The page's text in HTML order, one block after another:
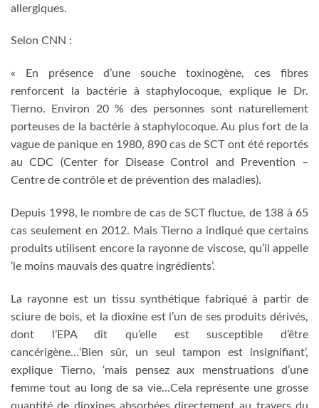
allergiques.
Selon CNN :
« En présence d’une souche toxinogène, ces fibres
renforcent la bactérie à staphylocoque, explique le Dr.
Tierno. Environ 20 % des personnes sont naturellement
porteuses de la bactérie à staphylocoque. Au plus fort de la
vague de panique en 1980, 890 cas de SCT ont été reportés
au CDC (Center for Disease Control and Prevention –
Centre de contrôle et de prévention des maladies).
Depuis 1998, le nombre de cas de SCT fluctue, de 138 à 65
cas seulement en 2012. Mais Tierno a indiqué que certains
produits utilisent encore la rayonne de viscose, qu’il appelle
‘le moins mauvais des quatre ingrédients’.
La rayonne est un tissu synthétique fabriqué à partir de
sciure de bois, et la dioxine est l’un de ses produits dérivés,
dont l’EPA dit qu’elle est susceptible d’être
cancérigène…‘Bien sûr, un seul tampon est insignifiant’,
explique Tierno, ‘mais pensez aux menstruations d’une
femme tout au long de sa vie…Cela représente une grosse